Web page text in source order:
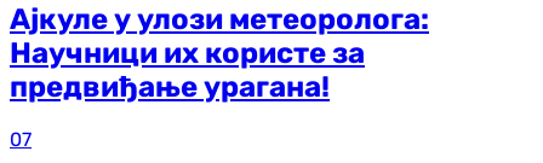
Ајкуле у улози метеоролога:
Научници их користе за
предвиђање урагана!
07